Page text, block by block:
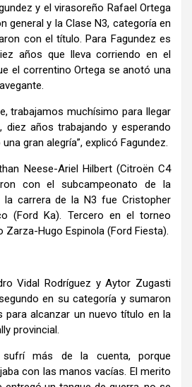
y el virasoreño Rafael Ortega
general y la Clase N3, categoría en
con el título. Para Fagundez es
años que lleva corriendo en el
el correntino Ortega se anotó una
trabajamos muchísimo para llegar
años trabajando y esperando
gran alegría”, explicó Fagundez.
Neese-Ariel Hilbert (Citroën C4
con el subcampeonato de la
la carrera de la N3 fue Cristopher
(Ford Ka). Tercero en el torneo
Zarza-Hugo Espinola (Ford Fiesta).
Vidal Rodríguez y Aytor Zugasti
en su categoría y sumaron
para alcanzar un nuevo título en la
provincial.
más de la cuenta, porque
con las manos vacías. El merito